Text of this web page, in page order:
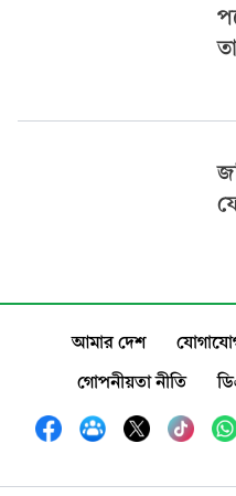
আমার দেশ
গোপনীয়তা নীতি